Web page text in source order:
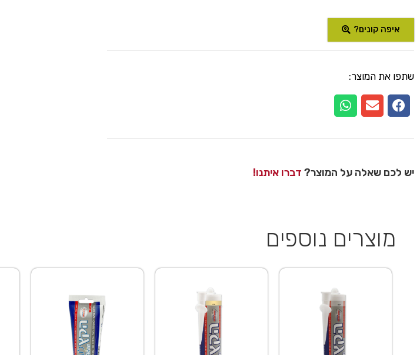
איפה קונים?
שתפו את המוצר:
יש לכם שאלה על המוצר? דברו איתנו!
מוצרים נוספים